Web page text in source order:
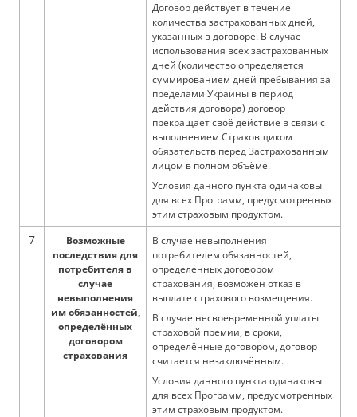
Договор действует в течение
количества застрахованных дней,
указанных в договоре. В случае
использования всех застрахованных
дней (количество определяется
суммированием дней пребывания за
пределами Украины в период
действия договора) договор
прекращает своё действие в связи с
выполнением Страховщиком
обязательств перед Застрахованным
лицом в полном объёме.
Условия данного пункта одинаковы
для всех Программ, предусмотренных
этим страховым продуктом.
7
Возможные
последствия для
потребителя в
случае
невыполнения
им обязанностей,
определённых
договором
страхования
В случае невыполнения
потребителем обязанностей,
определённых договором
страхования, возможен отказ в
выплате страхового возмещения.
В случае несвоевременной уплаты
страховой премии, в сроки,
определённые договором, договор
считается незаключённым.
Условия данного пункта одинаковы
для всех Программ, предусмотренных
этим страховым продуктом.